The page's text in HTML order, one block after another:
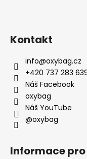
Kontakt
info@oxybag.cz
+420 737 283
Náš Facebook
oxybag
Náš YouTube
@oxybag
Informace